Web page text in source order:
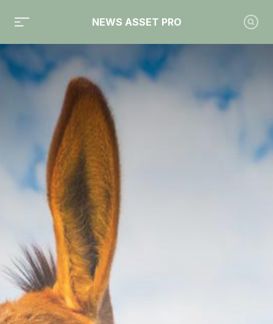
NEWS ASSET PRO
Toute l'actualité sur le tag "AXA IM"